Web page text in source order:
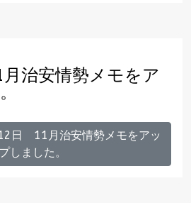
治安情勢メモをア
日 11月治安情勢メモをアッ
プしました。